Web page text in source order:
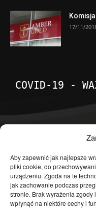
Aby zapewnić jak najlepsze
pliki cookie, do
urządzeniu. Zgoda na te
jak zachowanie podczas
stronie. Brak wyrażenia
wpłynąć na niektóre cechy i
17/11/
COVID-19 -
Temat dnia
Publicystyka
Polityka
Polska